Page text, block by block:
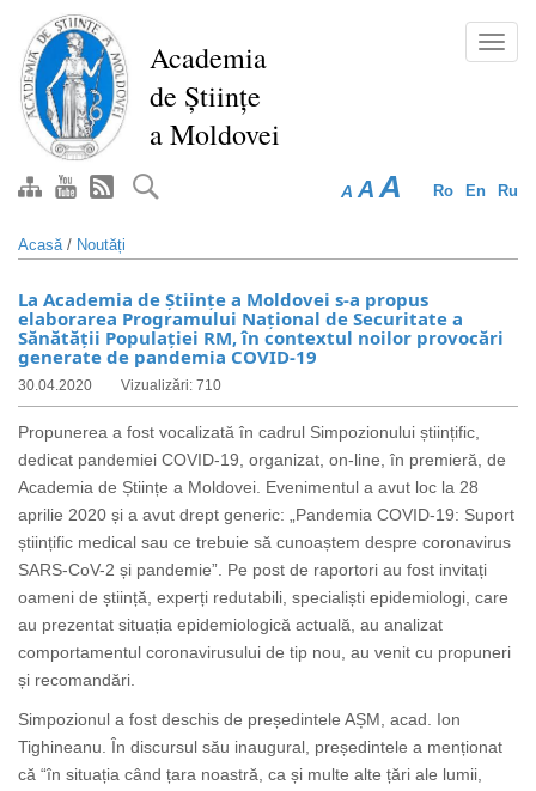
conţinutul
principal
Academia
de Științe
a Moldovei
Ro En Ru
A A A
Acasă/ Noutăți
La Academia de Științe a Moldovei s-a propus
elaborarea Programului Național de Securitate a
Sănătății Populației RM, în contextul noilor provocări
generate de pandemia COVID-19
30.04.2020 Vizualizări: 710
Propunerea a fost vocalizată în cadrul Simpozionului științific,
dedicat pandemiei COVID-19, organizat, on-line, în premieră, de
Academia de Științe a Moldovei. Evenimentul a avut loc la 28
aprilie 2020 și a avut drept generic: „Pandemia COVID-19: Suport
științific medical sau ce trebuie să cunoaștem despre coronavirus
SARS-CoV-2 și pandemie”. Pe post de raportori au fost invitați
oameni de știință, experți redutabili, specialiști epidemiologi, care
au prezentat situația epidemiologică actuală, au analizat
comportamentul coronavirusului de tip nou, au venit cu propuneri
și recomandări.
Simpozionul a fost deschis de președintele AȘM, acad. Ion
Tighineanu. În discursul său inaugural, președintele a menționat
că “în situația când țara noastră, ca și multe alte țări ale lumii,